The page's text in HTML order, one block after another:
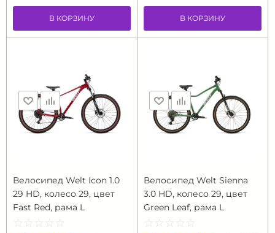
В КОРЗИНУ В КОРЗИНУ
Велосипед Welt Icon 1.0
29 HD, колесо 29, цвет
Fast Red, рама L
☆ ☆ ☆ ☆ ☆
★ ★ ★ ★ ★
Велосипед Welt Sienna
3.0 HD, колесо 29, цвет
Green Leaf, рама L
☆ ☆ ☆ ☆ ☆
★ ★ ★ ★ ★